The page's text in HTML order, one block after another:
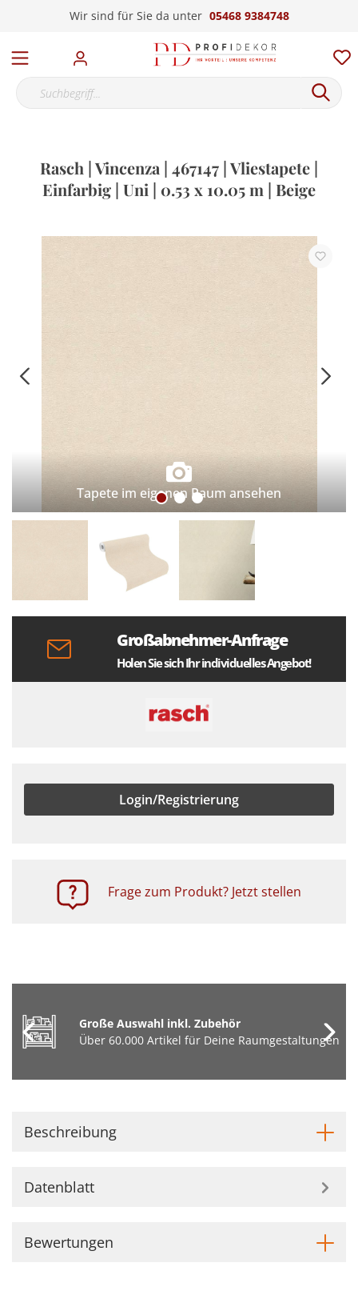
Wir sind für Sie da unter 05468 9384748
Rasch | Vincenza | 467147 | Vliestapete |
Einfarbig | Uni | 0.53 x 10.05 m | Beige
Tapete im eigenen Raum ansehen
Großabnehmer-Anfrage
Holen Sie sich Ihr individuelles Angebot!
Login/Registrierung
Frage zum Produkt? Jetzt stellen
Große Auswahl inkl. Zubehör
Über 60.000 Artikel für Deine Raumgestaltungen
Beschreibung
Datenblatt
Bewertungen